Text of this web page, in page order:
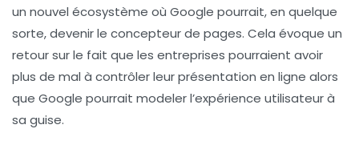
un nouvel écosystème où Google pourrait, en quelque
sorte, devenir le concepteur de pages. Cela évoque un
retour sur le fait que les entreprises pourraient avoir
plus de mal à contrôler leur présentation en ligne alors
que Google pourrait modeler l’expérience utilisateur à
sa guise.